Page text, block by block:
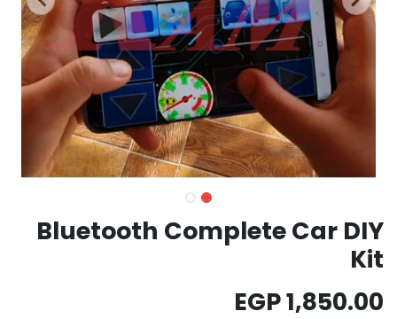
Bluetooth Complete Car DIY
Kit
1,850.00